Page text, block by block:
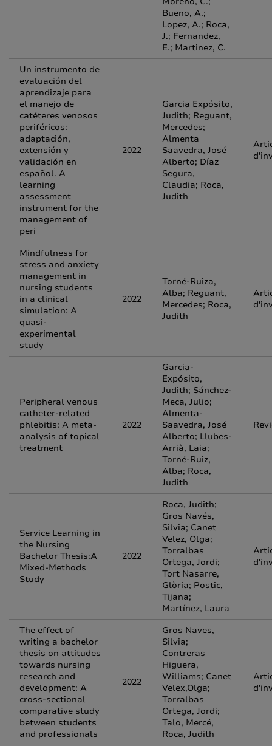
Bueno, A.;
Lopez, A.; Roca,
J.; Fernandez,
E.; Martinez, C.
Un instrumento de
evaluación del
aprendizaje para
el manejo de
catéteres venosos
periféricos:
adaptación,
extensión y
validación en
español. A
learning
assessment
instrument for the
management of
peri
2022
Garcia Expósito,
Judith; Reguant,
Mercedes;
Almenta
Saavedra, José
Alberto; Díaz
Segura,
Claudia; Roca,
Judith
Mindfulness for
stress and anxiety
management in
nursing students
in a clinical
simulation: A
quasi-
experimental
study
2022
Torné-Ruiza,
Alba; Reguant,
Mercedes; Roca,
Judith
Peripheral venous
catheter-related
phlebitis: A meta-
analysis of topical
treatment
2022
Garcia-
Expósito,
Judith; Sánchez-
Meca, Julio;
Almenta-
Saavedra, José
Alberto; Llubes-
Arrià, Laia;
Torné-Ruiz,
Alba; Roca,
Judith
Service Learning in
the Nursing
Bachelor Thesis:A
Mixed-Methods
Study
2022
Roca, Judith;
Gros Navés,
Silvia; Canet
Velez, Olga;
Torralbas
Ortega, Jordi;
Tort Nasarre,
Glòria; Postic,
Tijana;
Martínez, Laura
The effect of
writing a bachelor
thesis on attitudes
towards nursing
research and
development: A
cross-sectional
comparative study
between students
and professionals
2022
Gros Naves,
Silvia;
Contreras
Higuera,
Williams; Canet
Velex,Olga;
Torralbas
Ortega, Jordi;
Talo, Mercé,
Roca, Judith